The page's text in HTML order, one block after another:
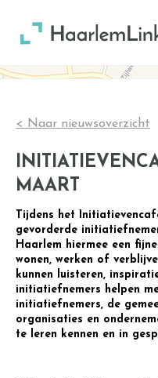
< Naar nieuwsoverzicht
MAART
Tijdens het
gevorderde
Haarlem hiermee een
wonen, werken of
kunnen luisteren,
initiatiefnemers helpen
initiatiefnemers, de
organisaties en
te leren kennen en in